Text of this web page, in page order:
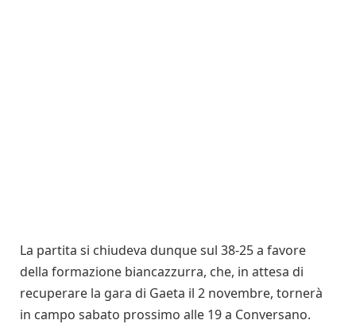
La partita si chiudeva dunque sul 38-25 a favore
della formazione biancazzurra, che, in attesa di
recuperare la gara di Gaeta il 2 novembre, tornerà
in campo sabato prossimo alle 19 a Conversano.